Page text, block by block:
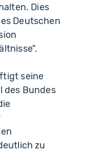
Dies
Deutschen
seine
des Bundes
zu